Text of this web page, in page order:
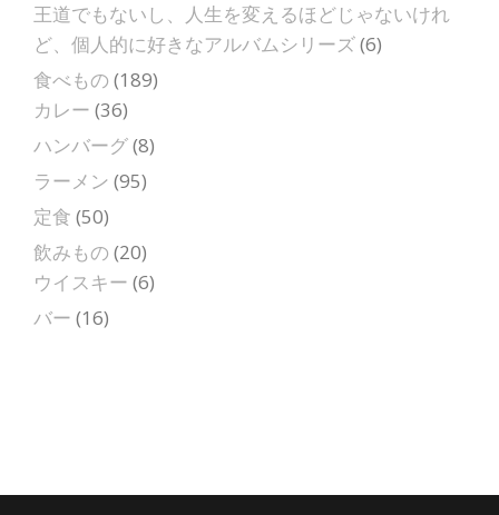
王道でもないし、人生を変えるほどじゃないけれ
ど、個人的に好きなアルバムシリーズ(6)
食べもの (189)
カレー (36)
ハンバーグ(8)
ラーメン (95)
定食 (50)
飲みもの (20)
ウイスキー (6)
バー (16)